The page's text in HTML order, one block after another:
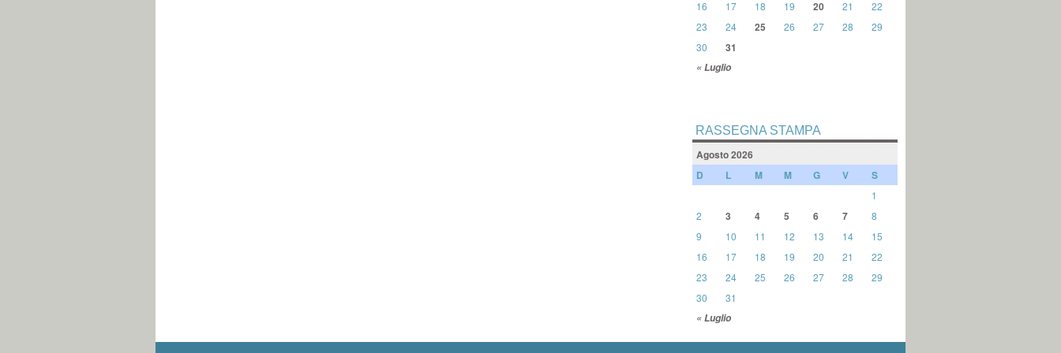
« Luglio
16
17 18 19 20 21
22
23
24 25 26 27 28
29
30
31
RASSEGNA STAMPA
Agosto 2026
D
L M M G V S
« Luglio
1
2
3 4 5 6 7
8
9
10 11 12 13 14
15
16
17 18 19 20 21
22
23
24 25 26 27 28
29
30
31